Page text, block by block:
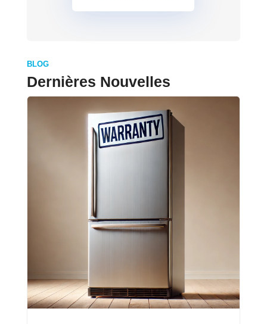
BLOG
Dernières Nouvelles